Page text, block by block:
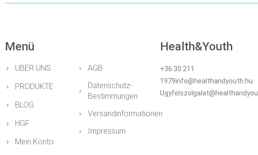
Menü
ÜBER UNS
PRODUKTE
BLOG
HGF
Mein Konto
AGB
Datenschutz-
Bestimmungen
Versandinformationen
Impressum
Health&Youth
+36 30 211
1979info@healthandyouth.hu